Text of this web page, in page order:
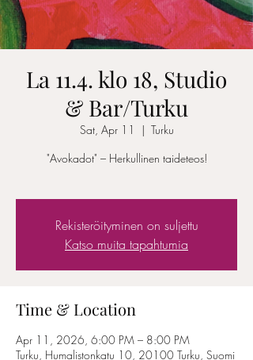
La 11.4. klo 18, Studio
& Bar/Turku
Sat, Apr 11
  |
Turku
"Avokadot" – Herkullinen taideteos!
Rekisteröityminen on suljettu
Katso muita tapahtumia
Time & Location
Apr 11, 2026, 6:00 PM – 8:00 PM
Turku, Humalistonkatu 10, 20100 Turku, Suomi